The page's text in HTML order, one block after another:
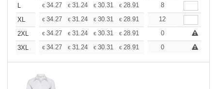
L
€ 34.27 € 31.24 € 30.31 € 28.91 27.28
8
XL
€ 34.27 € 31.24 € 30.31 € 28.91 27.28
12
2XL
€ 34.27 € 31.24 € 30.31 € 28.91 27.28
0
3XL
€ 34.27 € 31.24 € 30.31 € 28.91 27.28
0